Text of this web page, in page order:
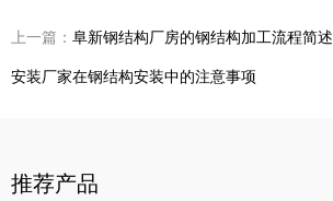
上一篇： 阜新钢结构厂房的钢结构加工流程简述
安装厂家在钢结构安装中的注意事项
推荐产品